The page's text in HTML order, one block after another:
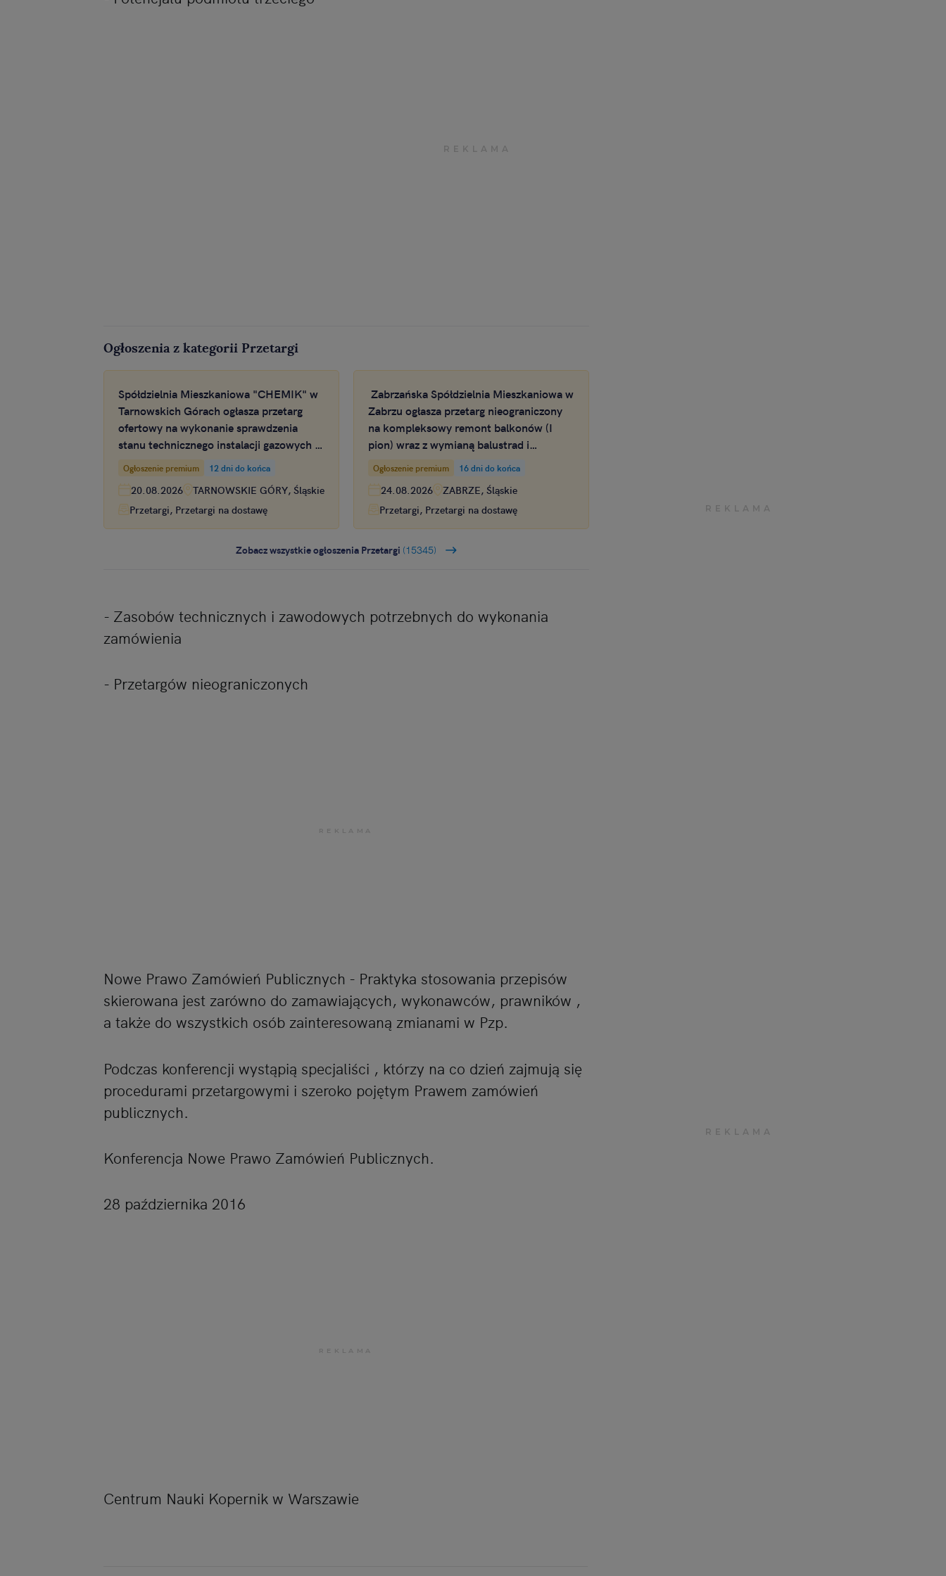
Ogłoszenia z kategorii Przetargi
Spółdzielnia Mieszkaniowa "CHEMIK" w
Tarnowskich Górach ogłasza przetarg
ofertowy na wykonanie sprawdzenia
stanu technicznego instalacji gazowych w
Mieszkaniowej CHEMIK
Ogłoszenie premium 12 dni do końca
20.08.2026
TARNOWSKIE GÓRY, Śląskie
Przetargi, Przetargi na dostawę
Zabrzańska Spółdzielnia Mieszkaniowa w
Zabrzu ogłasza przetarg nieograniczony
na kompleksowy remont balkonów (I
pion) wraz z wymianą balustrad i
Zabrzu
Ogłoszenie premium 16 dni do końca
24.08.2026
ZABRZE, Śląskie
Przetargi, Przetargi na dostawę
Zobacz wszystkie ogłoszenia Przetargi (15345)
- Zasobów technicznych i zawodowych potrzebnych do wykonania
zamówienia
- Przetargów nieograniczonych
Nowe Prawo Zamówień Publicznych - Praktyka stosowania przepisów
skierowana jest zarówno do zamawiających, wykonawców, prawników ,
a także do wszystkich osób zainteresowaną zmianami w Pzp.
Podczas konferencji wystąpią specjaliści , którzy na co dzień zajmują się
procedurami przetargowymi i szeroko pojętym Prawem zamówień
publicznych.
Konferencja Nowe Prawo Zamówień Publicznych.
28 października 2016
Centrum Nauki Kopernik w Warszawie